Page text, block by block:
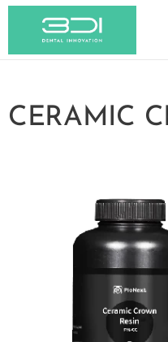
CERAMIC